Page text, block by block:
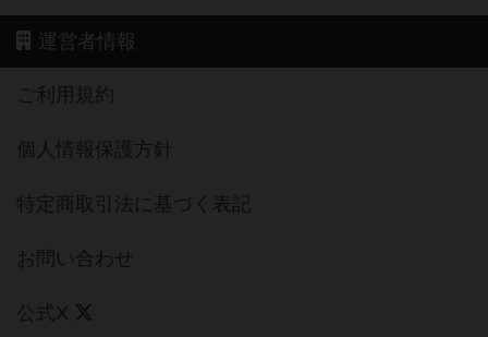
運営者情報
ご利用規約
個人情報保護方針
特定商取引法に基づく表記
お問い合わせ
公式X